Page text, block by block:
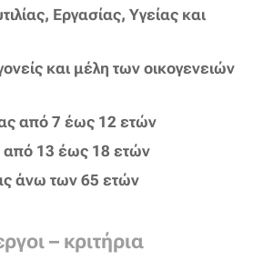
Εργασίας, Υγείας και
και μέλη των οικογενειών
από 7 έως 12 ετών
από 13 έως 18 ετών
άνω των 65 ετών
– κριτήρια